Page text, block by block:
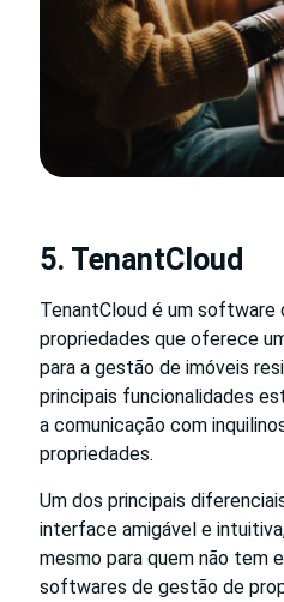
5. TenantCloud
TenantCloud é um software
propriedades que oferece
para a gestão de imóveis
principais funcionalidades
a comunicação com
propriedades.
Um dos principais
interface amigável e
mesmo para quem não tem
softwares de gestão de